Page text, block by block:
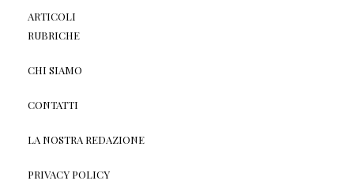
ARTICOLI
RUBRICHE
CHI SIAMO
CONTATTI
LA NOSTRA REDAZIONE
PRIVACY POLICY